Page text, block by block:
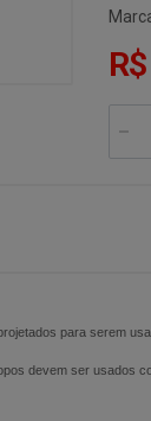
para serem
devem ser